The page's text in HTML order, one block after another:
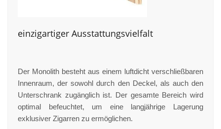
einzigartiger Ausstattungsvielfalt
Der Monolith besteht aus einem luftdicht verschließbaren
Innenraum, der sowohl durch den Deckel, als auch den
Unterschrank zugänglich ist. Der gesamte Bereich wird
optimal befeuchtet, um eine langjährige Lagerung
exklusiver Zigarren zu ermöglichen.